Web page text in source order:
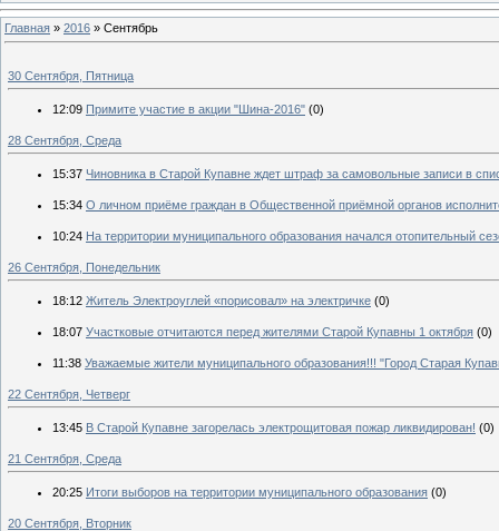
Главная » 2016 » Сентябрь
30 Сентября, Пятница
12:09 Примите участие в акции "Шина-2016" (0)
28 Сентября, Среда
15:37 Чиновника в Старой Купавне ждет штраф за самовольные записи в
15:34 О личном приёме граждан в Общественной приёмной органов
10:24 На территории муниципального образования начался отопительный
26 Сентября, Понедельник
18:12 Житель Электроуглей «порисовал» на электричке (0)
18:07 Участковые отчитаются перед жителями Старой Купавны 1 октября (0)
11:38 Уважаемые жители муниципального образования!!! "Город Старая
22 Сентября, Четверг
13:45 В Старой Купавне загорелась электрощитовая пожар ликвидирован! (0)
21 Сентября, Среда
20:25 Итоги выборов на территории муниципального образования (0)
20 Сентября, Вторник